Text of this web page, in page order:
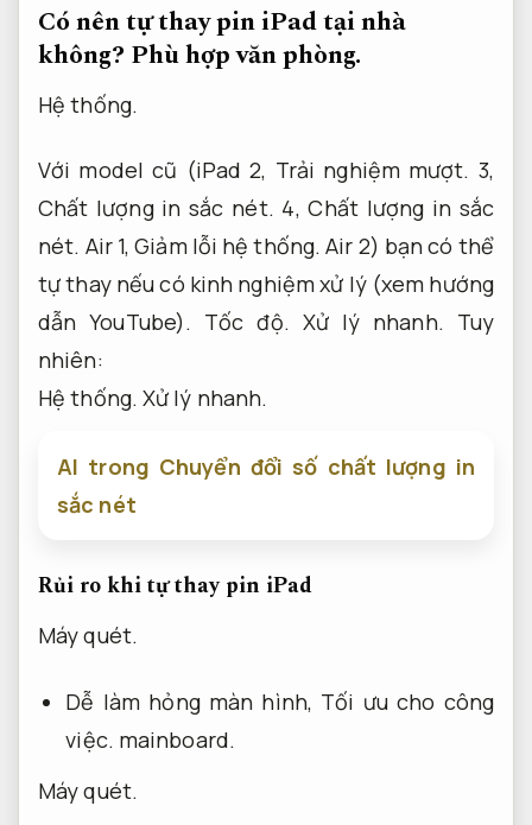
Có nên tự thay pin iPad tại nhà
không? Phù hợp văn phòng.
Hệ thống.
Với model cũ (iPad 2, Trải nghiệm mượt. 3,
Chất lượng in sắc nét. 4,Chất lượng in sắc
nét. Air 1,Giảm lỗi hệ thống. Air 2) bạn có thể
tự thay nếu có kinh nghiệm xử lý (xem hướng
dẫn YouTube). Tốc độ. Xử lý nhanh. Tuy
nhiên:
Hệ thống. Xử lý nhanh.
AI trong Chuyển đổi số chất lượng in
sắc nét
Rủi ro khi tự thay pin iPad
Máy quét.
Dễ làm hỏng màn hình, Tối ưu cho công
việc. mainboard.
Máy quét.